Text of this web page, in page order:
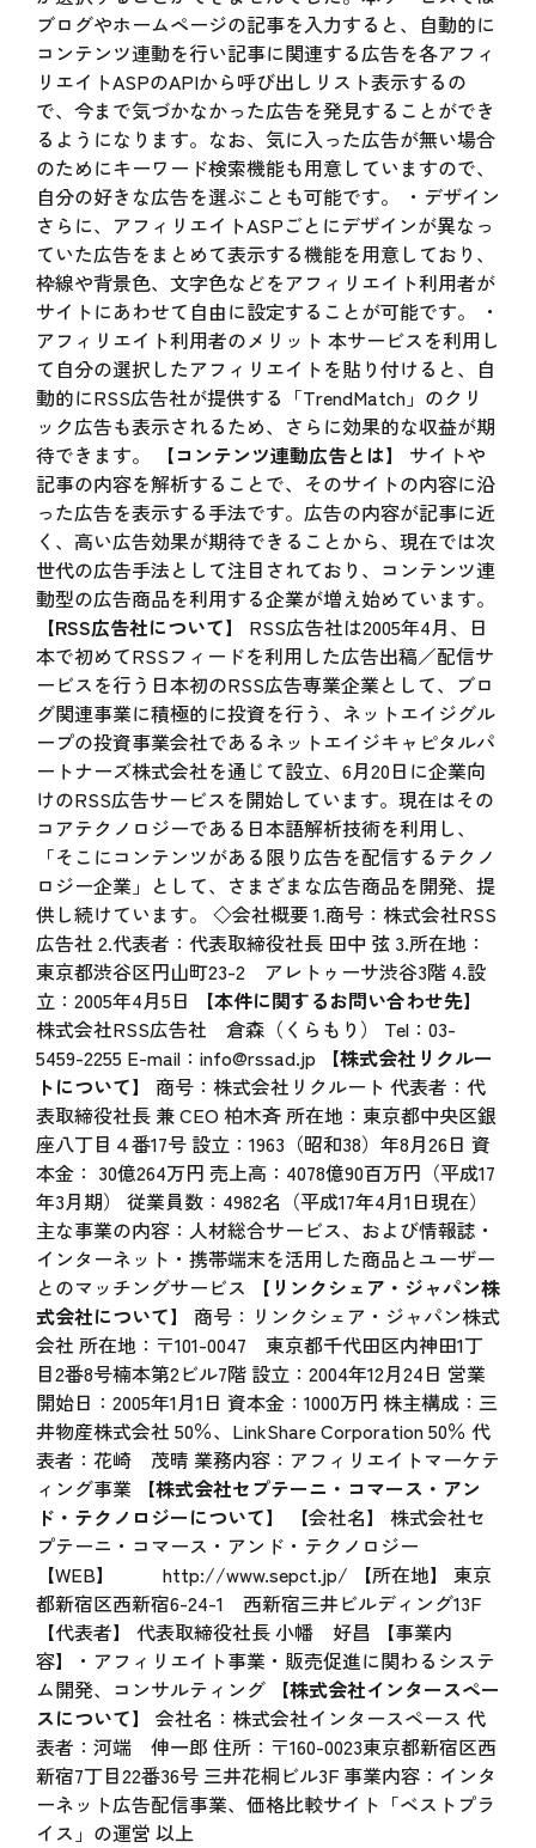
ブログやホームページの記事を入力すると、自動的に
コンテンツ連動を行い記事に関連する広告を各アフィ
リエイトASPのAPIから呼び出しリスト表示するの
で、今まで気づかなかった広告を発見することができ
るようになります。なお、気に入った広告が無い場合
のためにキーワード検索機能も用意していますので、
自分の好きな広告を選ぶことも可能です。 ・デザイン
さらに、アフィリエイトASPごとにデザインが異なっ
ていた広告をまとめて表示する機能を用意しており、
枠線や背景色、文字色などをアフィリエイト利用者が
サイトにあわせて自由に設定することが可能です。 ・
アフィリエイト利用者のメリット 本サービスを利用し
て自分の選択したアフィリエイトを貼り付けると、自
動的にRSS広告社が提供する「TrendMatch」のクリ
ック広告も表示されるため、さらに効果的な収益が期
待できます。
【コンテンツ連動広告とは】
サイトや
記事の内容を解析することで、そのサイトの内容に沿
った広告を表示する手法です。広告の内容が記事に近
く、高い広告効果が期待できることから、現在では次
世代の広告手法として注目されており、コンテンツ連
動型の広告商品を利用する企業が増え始めています。
【RSS広告社について】
RSS広告社は2005年4月、日
本で初めてRSSフィードを利用した広告出稿／配信サ
ービスを行う日本初のRSS広告専業企業として、ブロ
グ関連事業に積極的に投資を行う、ネットエイジグル
ープの投資事業会社であるネットエイジキャピタルパ
ートナーズ株式会社を通じて設立、6月20日に企業向
けのRSS広告サービスを開始しています。現在はその
コアテクノロジーである日本語解析技術を利用し、
「そこにコンテンツがある限り広告を配信するテクノ
ロジー企業」として、さまざまな広告商品を開発、提
供し続けています。 ◇会社概要 1.商号：株式会社RSS
広告社 2.代表者：代表取締役社長 田中 弦 3.所在地：
東京都渋谷区円山町23-2 アレトゥーサ渋谷3階 4.設
立：2005年4月5日
【本件に関するお問い合わせ先】
株式会社RSS広告社 倉森（くらもり） Tel：03-
5459-2255 E-mail： info@rssad.jp
【株式会社リクルー
トについて】
商号：株式会社リクルート 代表者：代
表取締役社長 兼 CEO 柏木斉 所在地：東京都中央区銀
座八丁目４番17号 設立：1963（昭和38）年8月26日 資
本金： 30億264万円 売上高：4078億90百万円（平成17
年3月期） 従業員数：4982名（平成17年4月1日現在）
主な事業の内容：人材総合サービス、および情報誌・
インターネット・携帯端末を活用した商品とユーザー
とのマッチングサービス
【リンクシェア・ジャパン株
式会社について】
商号：リンクシェア・ジャパン株式
会社 所在地：〒101-0047 東京都千代田区内神田1丁
目2番8号楠本第2ビル7階 設立：2004年12月24日 営業
開始日：2005年1月1日 資本金：1000万円 株主構成：三
井物産株式会社 50％、LinkShare Corporation 50％ 代
表者：花崎 茂晴 業務内容：アフィリエイトマーケテ
ィング事業
【株式会社セプテーニ・コマース・アン
ド・テクノロジーについて】
【会社名】 株式会社セ
プテーニ・コマース・アンド・テクノロジー
【WEB】 http://www.sepct.jp/ 【所在地】 東京
都新宿区西新宿6-24-1 西新宿三井ビルディング13F
【代表者】 代表取締役社長 小幡 好昌 【事業内
容】・アフィリエイト事業・販売促進に関わるシステ
ム開発、コンサルティング
【株式会社インタースペー
スについて】
会社名：株式会社インタースペース 代
表者：河端 伸一郎 住所：〒160-0023東京都新宿区西
新宿7丁目22番36号 三井花桐ビル3F 事業内容：インタ
ーネット広告配信事業、価格比較サイト「ベストプラ
イス」の運営 以上